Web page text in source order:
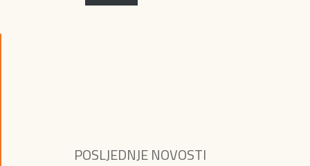
POSLJEDNJE NOVOSTI